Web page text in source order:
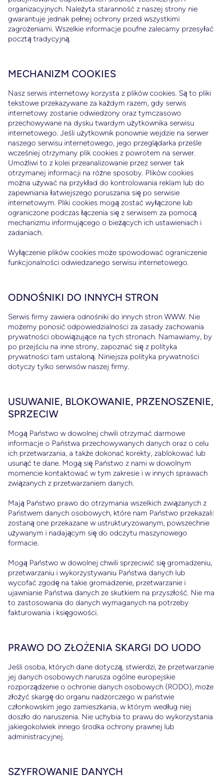
organizacyjnych. Należyta staranność z naszej strony nie
gwarantuje jednak pełnej ochrony przed wszystkimi
zagrożeniami. Wszelkie informacje poufne zalecamy przesyłać
pocztą tradycyjną.
MECHANIZM COOKIES
Nasz serwis internetowy korzysta z plików cookies. Są to pliki
tekstowe przekazywane za każdym razem, gdy serwis
internetowy zostanie odwiedzony oraz tymczasowo
przechowywane na dysku twardym użytkownika serwisu
internetowego. Jeśli użytkownik ponownie wejdzie na serwer
naszego serwisu internetowego, jego przeglądarka prześle
wcześniej otrzymany plik cookies z powrotem na serwer.
Umożliwi to z kolei przeanalizowanie przez serwer tak
otrzymanej informacji na różne sposoby. Plików cookies
można używać na przykład do kontrolowania reklam lub do
zapewniania łatwiejszego poruszania się po serwisie
internetowym. Pliki cookies mogą zostać wyłączone lub
ograniczone podczas łączenia się z serwisem za pomocą
mechanizmu informującego o bieżących ich ustawieniach i
zadaniach.
Wyłączenie plików cookies może spowodować ograniczenie
funkcjonalności odwiedzanego serwisu internetowego.
ODNOŚNIKI DO INNYCH STRON
Serwis firmy zawiera odnośniki do innych stron WWW. Nie
możemy ponosić odpowiedzialności za zasady zachowania
prywatności obowiązujące na tych stronach. Namawiamy, by
po przejściu na inne strony, zapoznać się z polityka
prywatności tam ustaloną. Niniejsza polityka prywatności
dotyczy tylko serwisów naszej firmy.
USUWANIE, BLOKOWANIE, PRZENOSZENIE,
SPRZECIW
Mogą Państwo w dowolnej chwili otrzymać darmowe
informacje o Państwa przechowywanych danych oraz o celu
ich przetwarzania, a także dokonać korekty, zablokować lub
usunąć te dane. Mogą się Państwo z nami w dowolnym
momencie kontaktować w tym zakresie i w innych sprawach
związanych z przetwarzaniem danych.
Mają Państwo prawo do otrzymania wszelkich związanych z
Państwem danych osobowych, które nam Państwo przekazali:
zostaną one przekazane w ustrukturyzowanym, powszechnie
używanym i nadającym się do odczytu maszynowego
formacie.
Mogą Państwo w dowolnej chwili sprzeciwić się gromadzeniu,
przetwarzaniu i wykorzystywaniu Państwa danych lub
wycofać zgodę na takie gromadzenie, przetwarzanie i
ujawnianie Państwa danych ze skutkiem na przyszłość. Nie ma
to zastosowania do danych wymaganych na potrzeby
fakturowania i księgowości.
PRAWO DO ZŁOŻENIA SKARGI DO UODO
Jeśli osoba, których dane dotyczą, stwierdzi, że przetwarzanie
jej danych osobowych narusza ogólne europejskie
rozporządzenie o ochronie danych osobowych (RODO), może
złożyć skargę do organu nadzorczego w państwie
członkowskim jego zamieszkania, w którym według niej
doszło do naruszenia. Nie uchybia to prawu do wykorzystania
jakiegokolwiek innego środka ochrony prawnej lub
administracyjnej.
SZYFROWANIE DANYCH